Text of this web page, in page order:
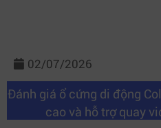
02/07/2026
Đánh giá ổ cứng di động
cao và hỗ trợ quay